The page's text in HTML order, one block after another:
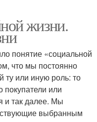
жизни.
понятие «социальной
что мы постоянно
ту или иную роль: то
или
и так далее. Мы
выбранным